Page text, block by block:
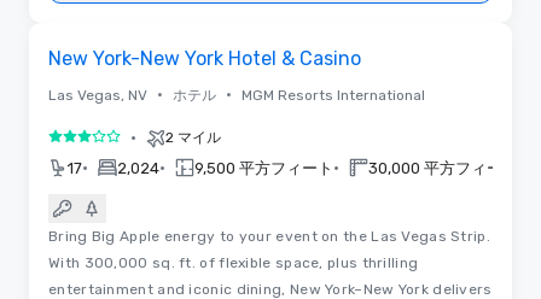
New York-New York Hotel & Casino
Las Vegas, NV • ホテル • MGM Resorts International
5 中の 3 • 2 マイル
17• 2,024• 9,500 平方フィート • 30,000 平方フィート
Bring Big Apple energy to your event on the Las Vegas Strip.
With 300,000 sq. ft. of flexible space, plus thrilling
entertainment and iconic dining, New York–New York delivers